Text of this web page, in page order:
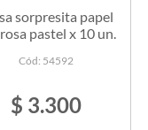
sorpresita papel
pastel x 10 un.
Cód: 54592
$ 3.300